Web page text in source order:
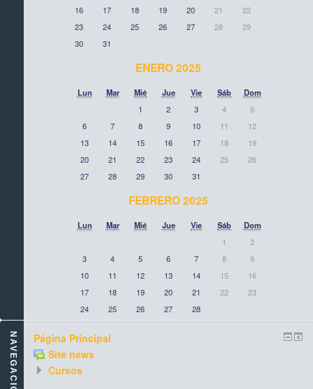
16
17 18 19 20 21
22
23
24 25 26 27 28
29
30
31
ENERO 2025
Lun Mar Mié Jue Vie Sáb
Dom
1
2 3 4
5
6
7 8 9 10 11
12
13
14 15 16 17 18
19
20
21 22 23 24 25
26
27
28 29 30 31
FEBRERO 2025
Lun Mar Mié Jue Vie Sáb
Dom
1
2
3
4 5 6 7 8
9
10
11 12 13 14 15
16
17
18 19 20 21 22
23
24
25 26 27 28
NAVEGACIÓN
Página Principal
Site news
Cursos